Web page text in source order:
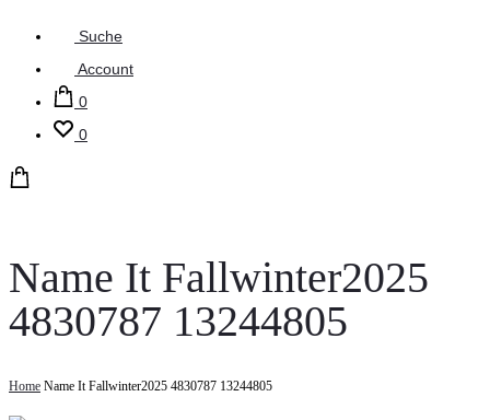
Suche
Account
0
0
Name It Fallwinter2025
4830787 13244805
Home Name It Fallwinter2025 4830787 13244805